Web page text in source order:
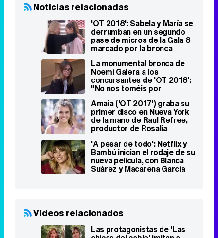
Noticias relacionadas
'OT 2018': Sabela y María se
derrumban en un segundo
pase de micros de la Gala 8
marcado por la bronca
La monumental bronca de
Noemí Galera a los
concursantes de 'OT 2018':
"No nos toméis por
Amaia ('OT 2017') graba su
primer disco en Nueva York
de la mano de Raul Refree,
productor de Rosalía
'A pesar de todo': Netflix y
Bambú inician el rodaje de su
nueva película, con Blanca
Suárez y Macarena García
Vídeos relacionados
Las protagonistas de 'Las